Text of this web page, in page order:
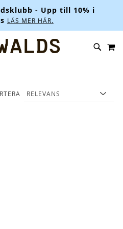
- Upp till 10% i
LÄS MER HÄR.
SKIP